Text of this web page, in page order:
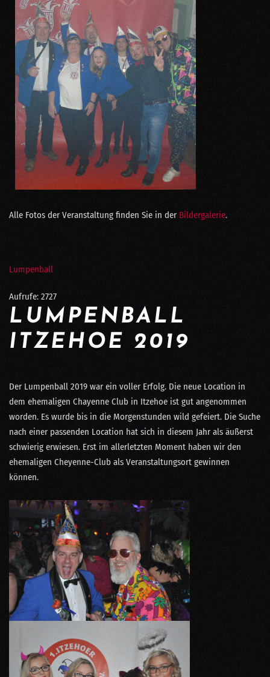
Alle Fotos der Veranstaltung finden Sie in der Bildergalerie.
Lumpenball
Aufrufe: 2727
LUMPENBALL
ITZEHOE 2019
Der Lumpenball 2019 war ein voller Erfolg. Die neue Location in
dem ehemaligen Chayenne Club in Itzehoe ist gut angenommen
worden. Es wurde bis in die Morgenstunden wild gefeiert. Die Suche
nach einer passenden Location hat sich in diesem Jahr als äußerst
schwierig erwiesen. Erst im allerletzten Moment haben wir den
ehemaligen Cheyenne-Club als Veranstaltungsort gewinnen
können.